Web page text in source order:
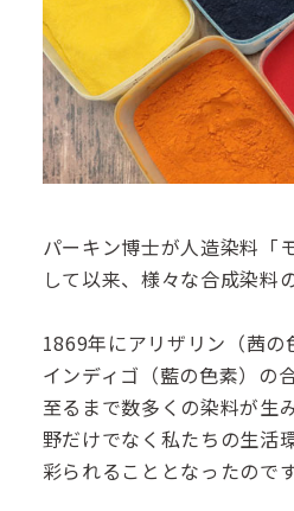
パーキン博士が人造染料「
して以来、様々な合成染料
1869年にアリザリン（茜
インディゴ（藍の色素）の
至るまで数多くの染料が生
野だけでなく私たちの生活
彩られることとなったのです